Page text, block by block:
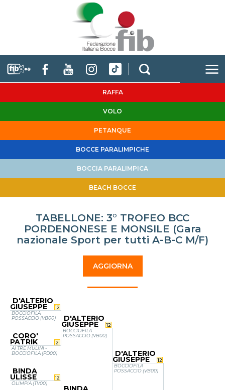
RAFFA
VOLO
PETANQUE
BOCCE PARALIMPICHE
BOCCIA PARALIMPICA
BEACH BOCCE
TABELLONE: 3° TROFEO BCC
PORDENONESE E MONSILE (Gara
nazionale Sport per tutti A-B-C M/F)
AGGIORNA
D'ALTERIO
GIUSEPPE
12
BOCCIOFILA
POSSACCIO (VB00)
CORO'
PATRIK
2
AI TRE MULINI -
BOCCIOFILA (PD00)
BINDA
ULISSE
12
OLIMPIA (TV00)
D'ALTERIO
GIUSEPPE
12
BOCCIOFILA
POSSACCIO (VB00)
D'ALTERIO
GIUSEPPE
12
BOCCIOFILA
POSSACCIO (VB00)